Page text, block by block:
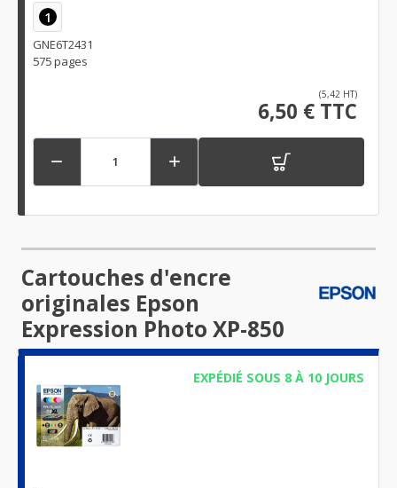
1
GNE6T2431
575 pages
(5,42 HT)
6,50 € TTC
 
Cartouches d'encre
originales Epson
Expression Photo XP-850
EXPÉDIÉ SOUS 8 À 10 JOURS